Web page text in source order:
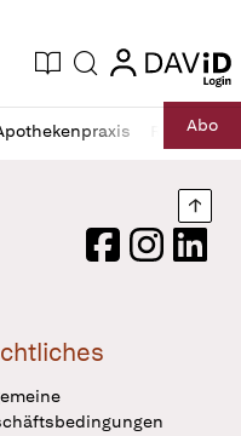
Ausgabe
Suche login
login
RechtAbo
FacebookInstagram